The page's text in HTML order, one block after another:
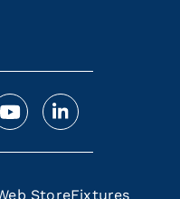
StoreFixtures